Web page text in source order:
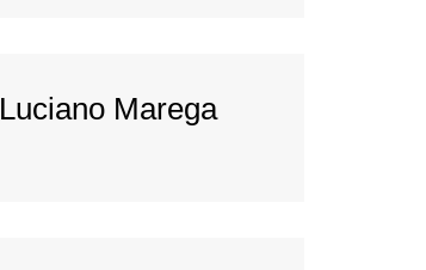
Luciano Marega